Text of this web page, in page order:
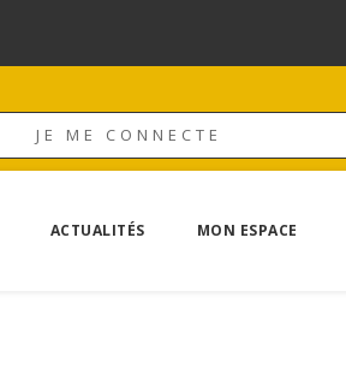
JE ME CONNECTE
ACTUALITÉS MON ESPACE